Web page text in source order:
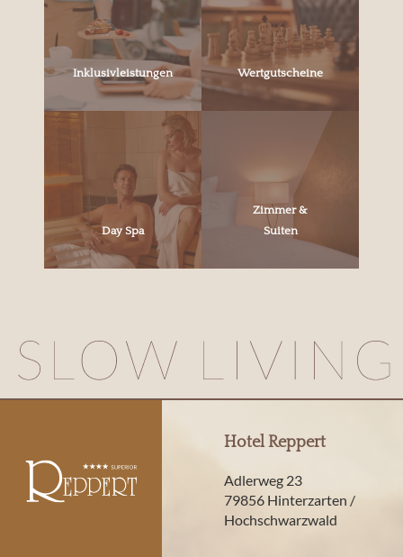
Inklusivleistungen Wertgutscheine
Day Spa
Zimmer &
Suiten
Hotel Reppert
Adlerweg 23
79856 Hinterzarten /
Hochschwarzwald